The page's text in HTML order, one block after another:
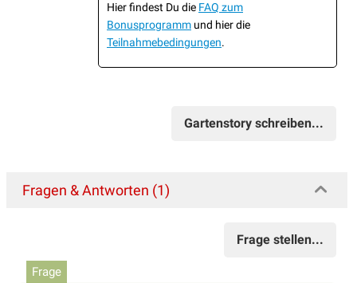
Hier findest Du die FAQ zum
Bonusprogramm und hier die
Teilnahmebedingungen.
Gartenstory schreiben...
Fragen & Antworten (1)
Frage stellen...
Frage